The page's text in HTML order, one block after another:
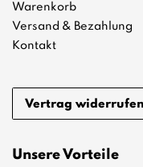
Warenkorb
Versand & Bezahlung
Kontakt
Vertrag widerrufen
Unsere Vorteile